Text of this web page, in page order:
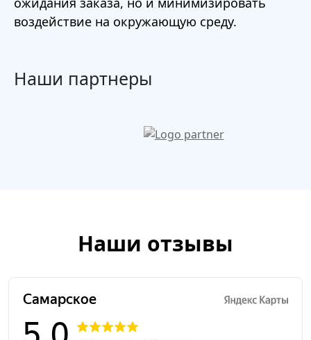
воздействие на окружающую среду.
Наши партнеры
Наши отзывы